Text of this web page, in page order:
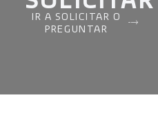
IR A SOLICITAR O
PREGUNTAR